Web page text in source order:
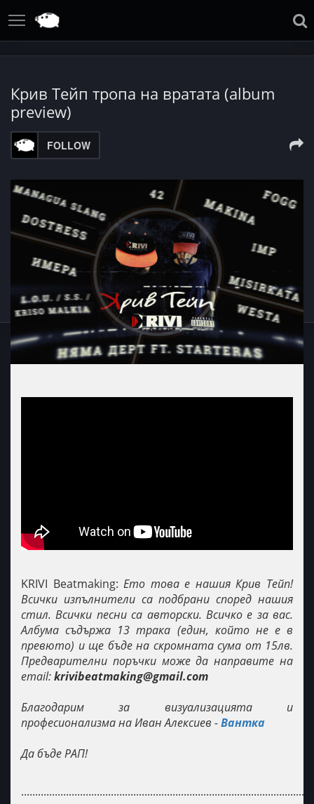
Крив Тейп тропа на вратата (album
preview)
FOLLOW
KRIVI Beatmaking:Ето това е нашия Крив Тейп!
Всички изпълнители са подбрани според нашия
стил. Всички песни са авторски. Всичко е за вас.
Албума съдържа 13 трака (един, който не е в
превюто) и ще бъде на скромната сума от 15лв.
Предварителни поръчки може да направите на
email:krivibeatmaking@gmail.com
Благодарим за визуализацията и
професионализма на Иван Алексиев -Вантка
Да бъде РАП!